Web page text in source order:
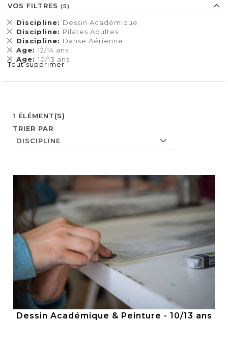
1 ÉLÉMENT(S)
TRIER PAR
Dessin Académique & Peinture - 10/13 ans
VOS FILTRES
Discipline Dessin Académique
Supprimer
cet
Élément
Discipline Pilates Adultes
Supprimer
cet
Élément
Discipline Danse Aérienne
Supprimer
cet
Élément
Age 12/14 ans
Supprimer
cet
Élément
Age 10/13 ans
Supprimer
cet
Tout supprimer